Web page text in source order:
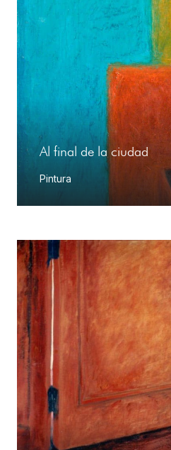
Al final de la ciudad
Pintura